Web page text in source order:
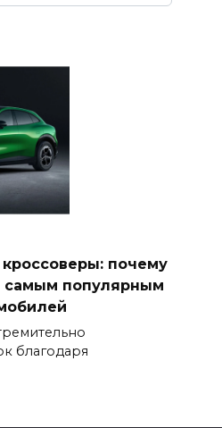
почему
самым популярным
благодаря